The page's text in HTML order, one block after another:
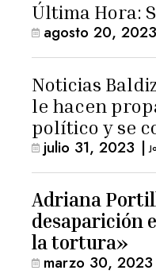
Última Hora:
agosto 20, 2023
Noticias
le hacen
político y se
hombre de
Giammattei
julio 31, 2023 |
Adriana
desaparición
la tortura»
marzo 30, 2023